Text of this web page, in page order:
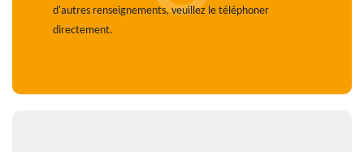
d'autres renseignements, veuillez le téléphoner
directement.